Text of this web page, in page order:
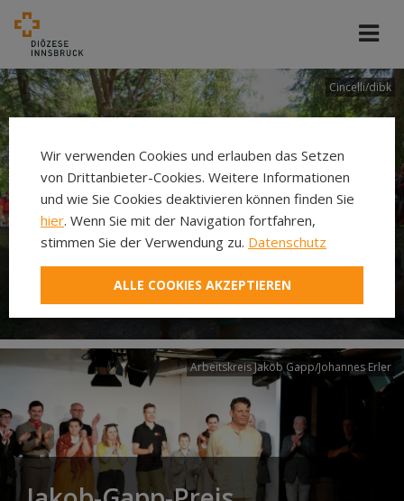
Cincelli/dibk
Neuer Pilgerweg Via
Laudato si’
Arbeitskreis Jakob Gapp/Johannes Erler
Wir verwenden Cookies und erlauben das Setzen
von Drittanbieter-Cookies. Weitere Informationen
und wie Sie Cookies deaktivieren können finden Sie
hier. Wenn Sie mit der Navigation fortfahren,
stimmen Sie der Verwendung zu. Datenschutz
ALLE COOKIES AKZEPTIEREN